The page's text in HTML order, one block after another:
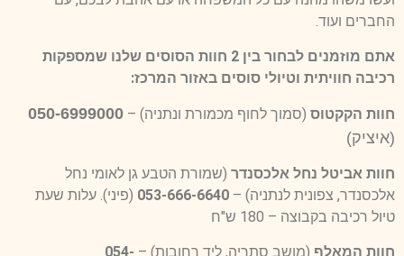
החברים ועוד.
אתם מוזמנים לבחור בין 2 חוות הסוסים שלנו שמספקות
רכיבה חוויתית וטיולי סוסים באזור המרכז:
חוות הקקטוס (סמוך לחוף מכמורת ונתניה) – 050-6999000
(איציק)
חוות אביטל נחל אלכסנדר (שמורת הטבע גן לאומי נחל
אלכסנדר, צפונית לנתניה) – 053-666-6640 (פיני). עלות שעת
טיול רכיבה בקבוצה – 180 ש"ח
חוות המאלף (מושב סתריה, ליד רחובות) – 054-